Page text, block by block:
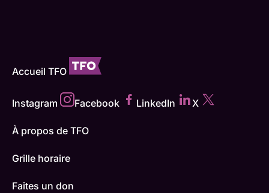
Accueil TFO
Instagram Facebook LinkedIn X
À propos de TFO
Grille horaire
Faites un don